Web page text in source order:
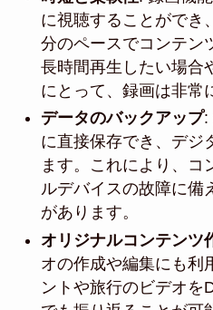
に視聴することができ
分のペースでコンテン
長時間再生したい場合
にとって、録画は非常
データのバックアップ:
に直接保存でき、デジ
ます。これにより、コ
ルデバイスの故障に備
があります。
オリジナルコンテンツ
オの作成や編集にも利
ントや旅行のビデオを